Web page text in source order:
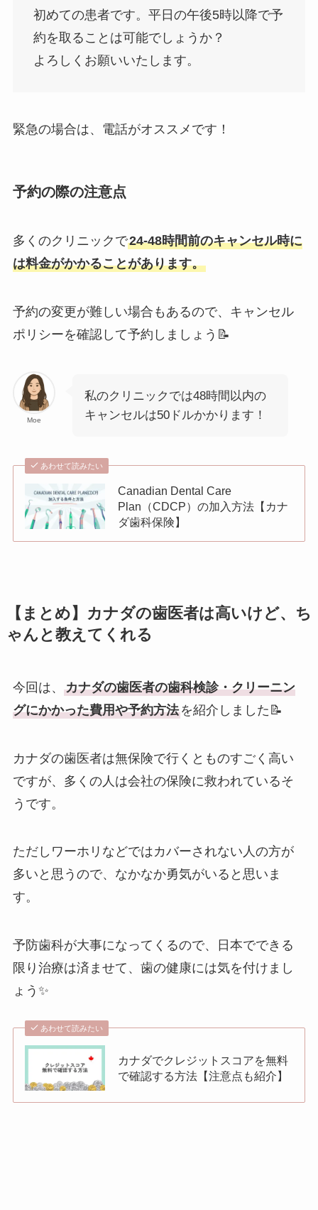
初めての患者です。平日の午後5時以降で予
約を取ることは可能でしょうか？
よろしくお願いいたします。
緊急の場合は、電話がオススメです！
予約の際の注意点
多くのクリニックで24-48時間前のキャンセル時に
は料金がかかることがあります。
予約の変更が難しい場合もあるので、キャンセル
ポリシーを確認して予約しましょう📝
Moe
私のクリニックでは48時間以内の
キャンセルは50ドルかかります！
あわせて読みたい
Canadian Dental Care
Plan（CDCP）の加入方法【カナ
ダ歯科保険】
【まとめ】カナダの歯医者は高いけど、ち
ゃんと教えてくれる
今回は、 カナダの歯医者の歯科検診・クリーニン
グにかかった費用や予約方法を紹介しました📝
カナダの歯医者は無保険で行くとものすごく高い
ですが、多くの人は会社の保険に救われているそ
うです。
ただしワーホリなどではカバーされない人の方が
多いと思うので、なかなか勇気がいると思いま
す。
予防歯科が大事になってくるので、日本でできる
限り治療は済ませて、歯の健康には気を付けまし
ょう✨
あわせて読みたい
カナダでクレジットスコアを無料
で確認する方法【注意点も紹介】